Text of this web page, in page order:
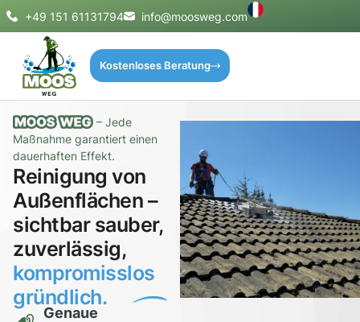
+49 151 61131794 info@moosweg.com
Kostenloses Beratung
– Jede
Maßnahme garantiert einen
dauerhaften Effekt.
Reinigung von
Außenflächen –
sichtbar sauber,
zuverlässig,
kompromisslos
gründlich.
Genaue